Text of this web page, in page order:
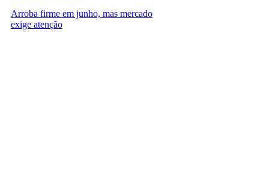
Arroba firme em junho, mas mercado
exige atenção